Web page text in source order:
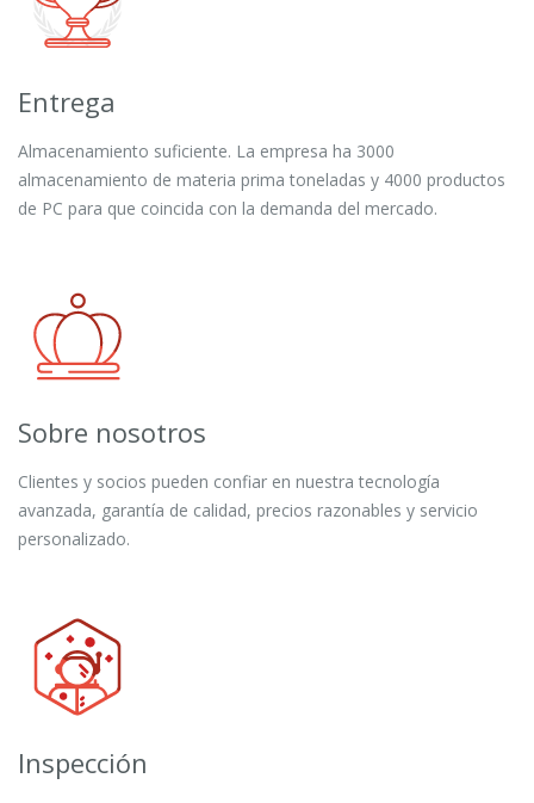
Entrega
Almacenamiento suficiente. La empresa ha 3000
almacenamiento de materia prima toneladas y 4000 productos
de PC para que coincida con la demanda del mercado.
Sobre nosotros
Clientes y socios pueden confiar en nuestra tecnología
avanzada, garantía de calidad, precios razonables y servicio
personalizado.
Inspección